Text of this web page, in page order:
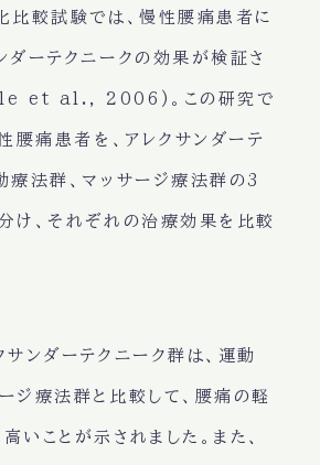
比較試験では、慢性腰痛患者に
ダーテクニークの効果が検証さ
et al., 2006)。この研究で
腰痛患者を、アレクサンダーテ
療法群、マッサージ療法群の3
け、それぞれの治療効果を比較
サンダーテクニーク群は、運動
ジ療法群と比較して、腰痛の軽
いことが示されました。また、